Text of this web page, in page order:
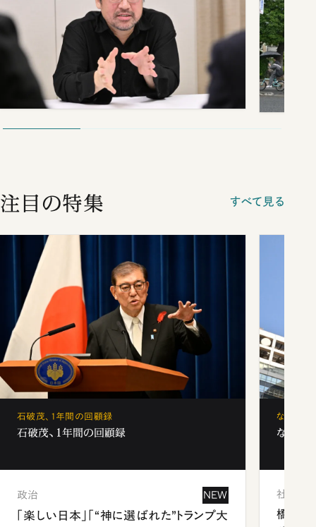
注目の特集 すべて見る
石破茂、1年間の回顧録
石破茂、1年間の回顧録
政治 NEW
「楽しい日本」「“神に選ばれた”トランプ大
なぜ「フ
なぜ「
社会
橋本愛